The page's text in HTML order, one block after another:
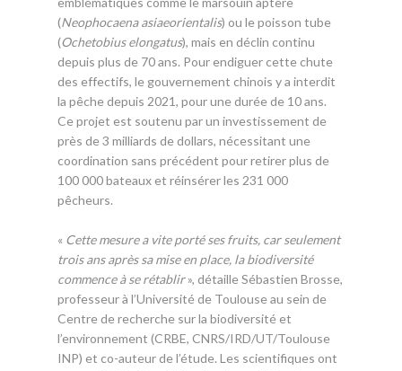
(Neophocaena asiaeorientalis) ou le poisson tube
(Ochetobius elongatus), mais en déclin continu
depuis plus de 70 ans. Pour endiguer cette chute
des effectifs, le gouvernement chinois y a interdit
la pêche depuis 2021, pour une durée de 10 ans.
Ce projet est soutenu par un investissement de
près de 3 milliards de dollars, nécessitant une
coordination sans précédent pour retirer plus de
100 000 bateaux et réinsérer les 231 000
pêcheurs.
« Cette mesure a vite porté ses fruits, car seulement
trois ans après sa mise en place, la biodiversité
commence à se rétablir», détaille Sébastien Brosse,
professeur à l’Université de Toulouse au sein de
Centre de recherche sur la biodiversité et
l’environnement (CRBE, CNRS/IRD/UT/Toulouse
INP) et co-auteur de l’étude. Les scientifiques ont